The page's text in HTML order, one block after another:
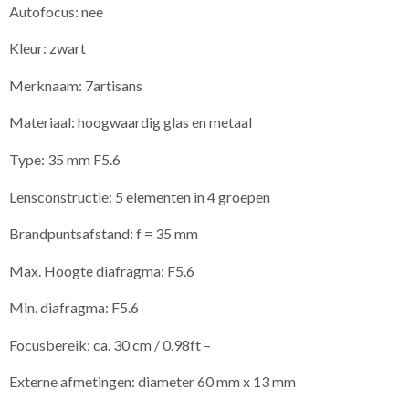
Autofocus: nee
Kleur: zwart
Merknaam: 7artisans
Materiaal: hoogwaardig glas en metaal
Type: 35 mm F5.6
Lensconstructie: 5 elementen in 4 groepen
Brandpuntsafstand: f = 35 mm
Max. Hoogte diafragma: F5.6
Min. diafragma: F5.6
Focusbereik: ca. 30 cm / 0.98ft –
Externe afmetingen: diameter 60 mm x 13 mm